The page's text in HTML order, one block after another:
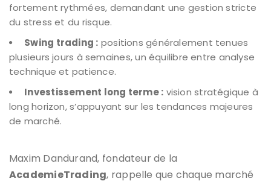
fortement rythmées, demandant une gestion stricte
du stress et du risque.
Swing trading : positions généralement tenues
plusieurs jours à semaines, un équilibre entre analyse
technique et patience.
Investissement long terme : vision stratégique à
long horizon, s’appuyant sur les tendances majeures
de marché.
Maxim Dandurand, fondateur de la
AcademieTrading, rappelle que chaque marché